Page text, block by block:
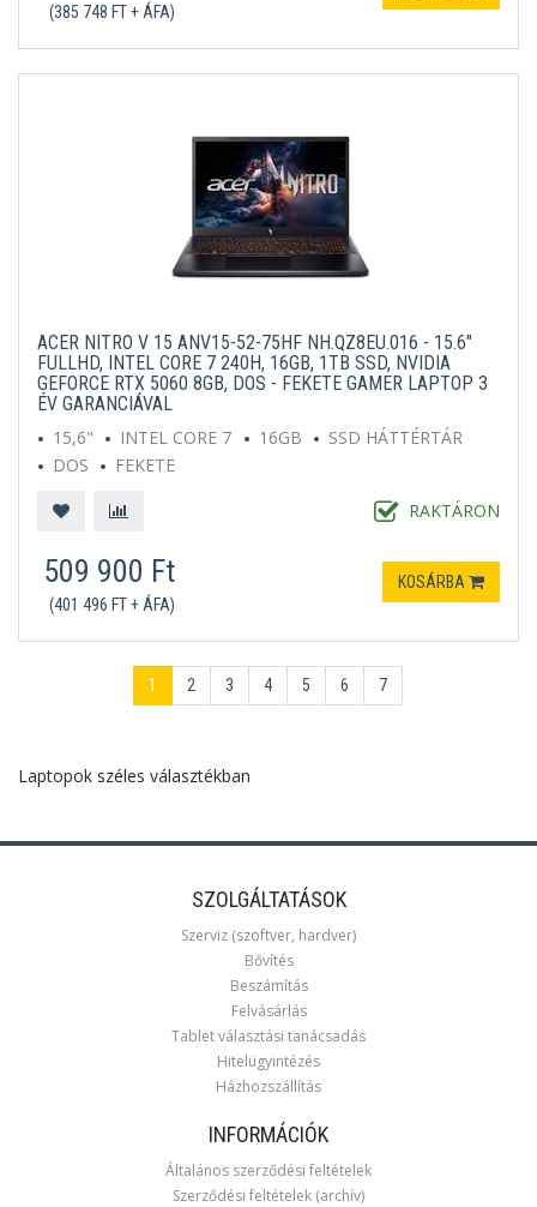
(385 748 FT + ÁFA)
ACER NITRO V 15 ANV15-52-75HF NH.QZ8EU.016 - 15.6"
FULLHD, INTEL CORE 7 240H, 16GB, 1TB SSD, NVIDIA
GEFORCE RTX 5060 8GB, DOS - FEKETE GAMER LAPTOP 3
ÉV GARANCIÁVAL
15,6"
INTEL CORE 7 16GB
SSD HÁTTÉRTÁR
DOS
FEKETE
RAKTÁRON
509 900 Ft
(401 496 FT + ÁFA)
KOSÁRBA
1 2 3 4 5 6 7
Laptopok széles választékban
SZOLGÁLTATÁSOK
Szerviz (szoftver, hardver)
Bővítés
Beszámítás
Felvásárlás
Tablet választási tanácsadás
Hitelügyintézés
Házhozszállítás
INFORMÁCIÓK
Általános szerződési feltételek
Szerződési feltételek (archív)